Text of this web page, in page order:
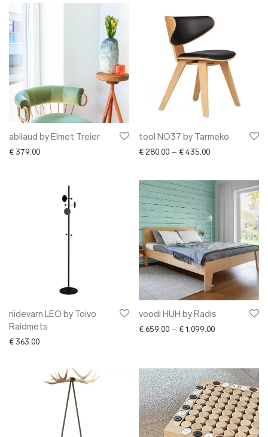
abilaud by Elmet Treier
€ 379.00
tool NO37 by Tarmeko
€ 280.00 – € 435.00Price range: €
riidevarn LEO by Toivo
Raidmets
€ 363.00
voodi HUH by Radis
€ 659.00 – € 1,099.00Price range: €